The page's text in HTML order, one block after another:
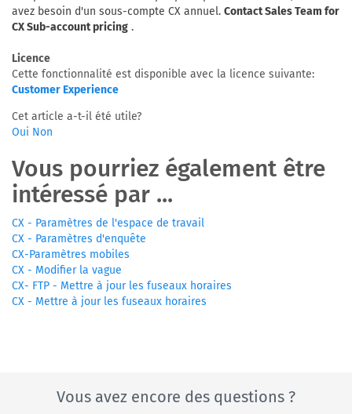
avez besoin d'un sous-compte CX annuel. Contact Sales Team for
CX Sub-account pricing .
Licence
Cette fonctionnalité est disponible avec la licence suivante:
Customer Experience
Cet article a-t-il été utile?
Oui Non
Vous pourriez également être
intéressé par ...
CX - Paramètres de l'espace de travail
CX - Paramètres d'enquête
CX-Paramètres mobiles
CX - Modifier la vague
CX- FTP - Mettre à jour les fuseaux horaires
CX - Mettre à jour les fuseaux horaires
Vous avez encore des questions ?